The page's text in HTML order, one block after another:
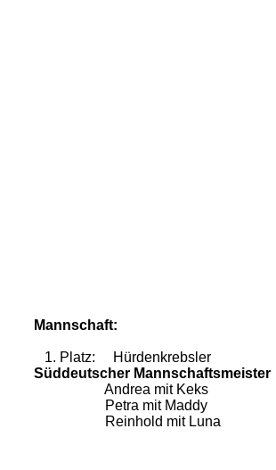
Mannschaft:
1. Platz: Hürdenkrebsler
Süddeutscher Mannschaftsmeister
Andrea mit Keks
Petra mit Maddy
Reinhold mit Luna